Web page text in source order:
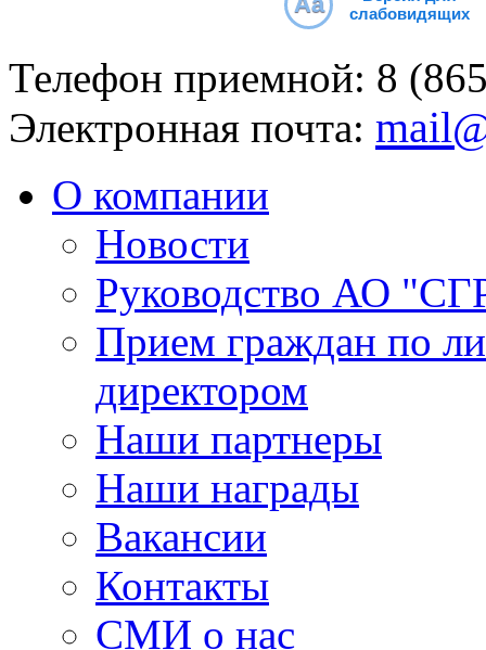
слабовидящих
Телефон приемной: 8
Электронная почта:
О компании
Новости
Руководство АО
Прием граждан по
директором
Наши партнеры
Наши награды
Вакансии
Контакты
СМИ о нас